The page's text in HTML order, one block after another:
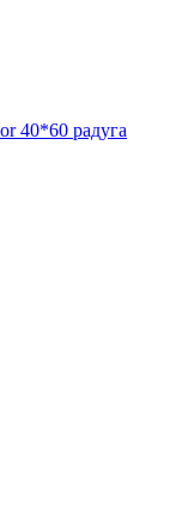
40*60 радуга